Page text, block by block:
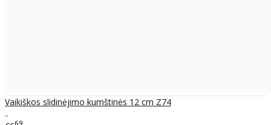
Vaikiškos slidinėjimo kumštinės 12 cm Z74
..